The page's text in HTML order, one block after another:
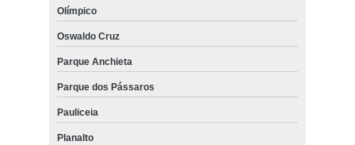
Olímpico
Oswaldo Cruz
Parque Anchieta
Parque dos Pássaros
Pauliceia
Planalto